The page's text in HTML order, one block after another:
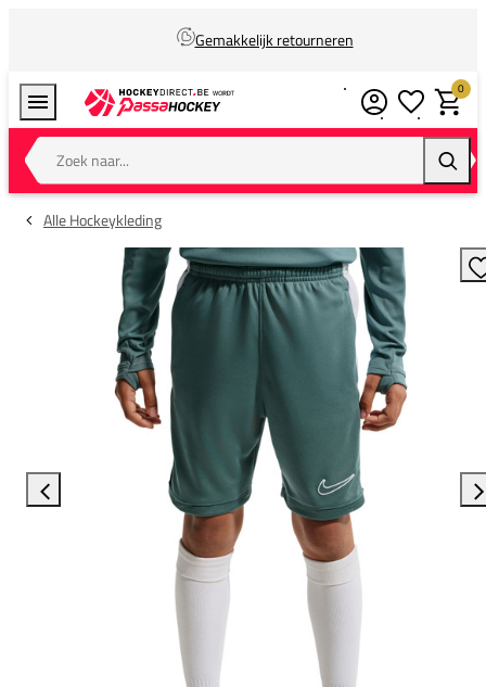
Gemakkelijk retourneren
Zoek naar...
0
Alle Hockeykleding